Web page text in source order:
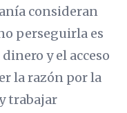
consideran
perseguirla es
y el acceso
la razón por la
trabajar